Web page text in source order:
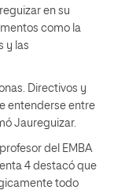
en su
como la
y las
Directivos y
entenderse entre
Jaureguizar.
del EMBA
4 destacó que
todo